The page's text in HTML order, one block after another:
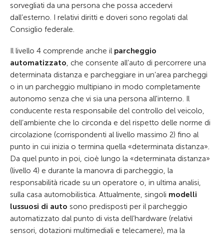
sorvegliati da una persona che possa accedervi
dall’esterno. I relativi diritti e doveri sono regolati dal
Consiglio federale.
Il livello 4 comprende anche il parcheggio
automatizzato, che consente all’auto di percorrere una
determinata distanza e parcheggiare in un’area parcheggi
o in un parcheggio multipiano in modo completamente
autonomo senza che vi sia una persona all'interno. Il
conducente resta responsabile del controllo del veicolo,
dell’ambiente che lo circonda e del rispetto delle norme di
circolazione (corrispondenti al livello massimo 2) fino al
punto in cui inizia o termina quella «determinata distanza».
Da quel punto in poi, cioè lungo la «determinata distanza»
(livello 4) e durante la manovra di parcheggio, la
responsabilità ricade su un operatore o, in ultima analisi,
sulla casa automobilistica. Attualmente, singoli modelli
lussuosi di auto sono predisposti per il parcheggio
automatizzato dal punto di vista dell’hardware (relativi
sensori, dotazioni multimediali e telecamere), ma la